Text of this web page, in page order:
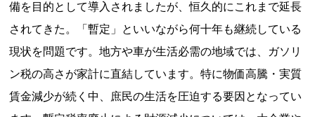
備を目的として導入されましたが、恒久的にこれまで延長
されてきた。「暫定」といいながら何十年も継続している
現状を問題です。地方や車が生活必需の地域では、ガソリ
ン税の高さが家計に直結しています。特に物価高騰・実質
賃金減少が続く中、庶民の生活を圧迫する要因となってい